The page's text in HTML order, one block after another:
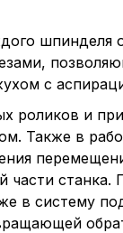
шпинделя
с
роликов и
Также в
части
в систему